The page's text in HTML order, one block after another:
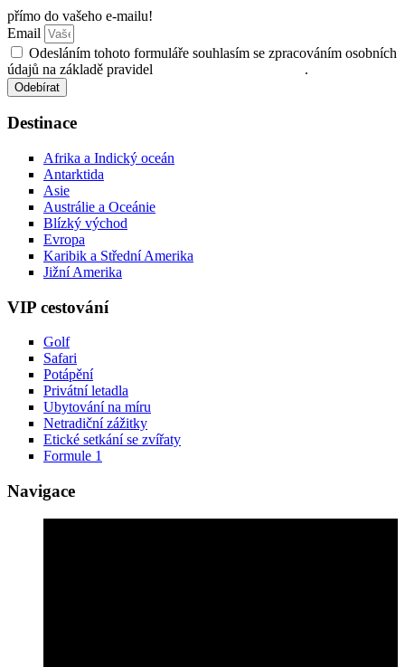
přímo do vašeho e-mailu!
Email
Odesláním tohoto formuláře souhlasím se zpracováním osobních
údajů na základě pravidel
.
Odebírat
Destinace
Afrika a Indický oceán
Antarktida
Asie
Austrálie a Oceánie
Blízký východ
Evropa
Karibik a Střední Amerika
Jižní Amerika
VIP cestování
Golf
Safari
Potápění
Privátní letadla
Ubytování na míru
Netradiční zážitky
Etické setkání se zvířaty
Formule 1
Navigace